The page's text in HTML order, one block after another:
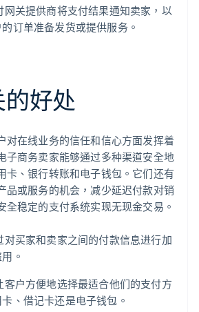
网关提供商将支付结果通知卖家，以
订单准备发货或提供服务。
好处
对在线业务的信任和信心方面发挥着
子商务卖家能够通过多种渠道安全地
卡、银行转账和电子钱包。它们还有
品或服务的机会，减少延迟付款对销
全稳定的支付系统实现无现金交易。
对买家和卖家之间的付款信息进行加
。
客户方便地选择最适合他们的支付方
、借记卡还是电子钱包。